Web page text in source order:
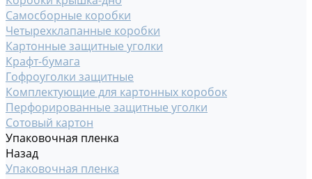
Самосборные коробки
Четырехклапанные коробки
Картонные защитные уголки
Крафт-бумага
Гофроуголки защитные
Комплектующие для картонных коробок
Перфорированные защитные уголки
Сотовый картон
Упаковочная пленка
Назад
Упаковочная пленка